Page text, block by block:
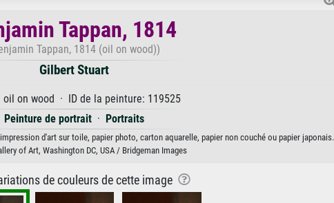
Tappan, 1814
Tappan, 1814 (oil on wood))
Gilbert Stuart
on wood · ID de la peinture: 119525
Peinture de portrait· Portraits
d'art sur toile, papier photo, carton aquarelle, papier non couché ou papier japonais.
of Art, Washington DC, USA / Bridgeman Images
de couleurs de cette image